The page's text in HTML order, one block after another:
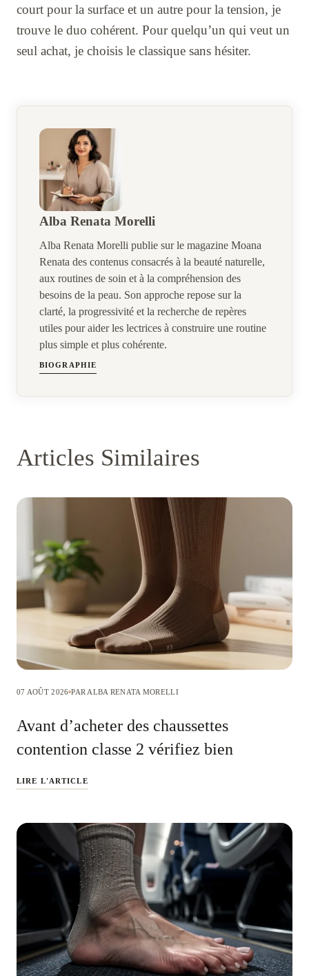
court pour la surface et un autre pour la tension, je
trouve le duo cohérent. Pour quelqu’un qui veut un
seul achat, je choisis le classique sans hésiter.
Alba Renata Morelli
Alba Renata Morelli publie sur le magazine Moana
Renata des contenus consacrés à la beauté naturelle,
aux routines de soin et à la compréhension des
besoins de la peau. Son approche repose sur la
clarté, la progressivité et la recherche de repères
utiles pour aider les lectrices à construire une routine
plus simple et plus cohérente.
BIOGRAPHIE
Articles Similaires
07 AOÛT 2026 PAR ALBA RENATA MORELLI
Avant d’acheter des chaussettes
contention classe 2 vérifiez bien
LIRE L'ARTICLE